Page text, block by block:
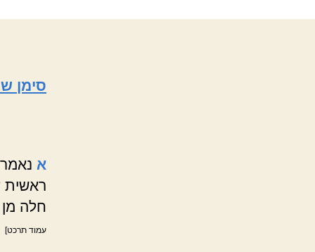
סימן
א
ראשית
חלה
עמוד תרכט]